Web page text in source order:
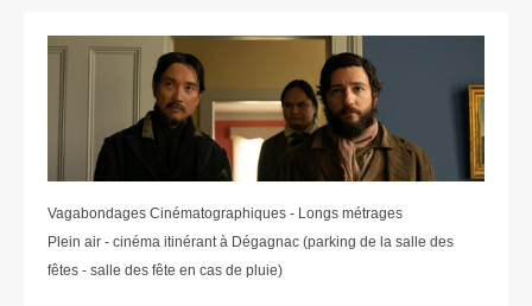
Vagabondages Cinématographiques - Longs métrages
Plein air - cinéma itinérant à Dégagnac (parking de la salle des
fêtes - salle des fête en cas de pluie)